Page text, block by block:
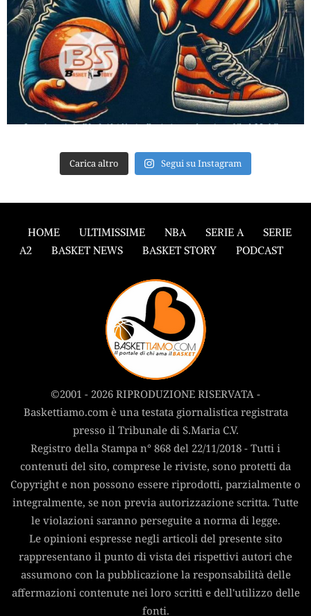
Carica altro Segui su Instagram
HOME ULTIMISSIME NBA SERIE A
SERIE
A2
BASKET NEWS BASKET STORY PODCAST
©2001 - 2026 RIPRODUZIONE RISERVATA -
Baskettiamo.com è una testata giornalistica registrata
presso il Tribunale di S.Maria C.V.
Registro della Stampa n° 868 del 22/11/2018 - Tutti i
contenuti del sito, comprese le riviste, sono protetti da
Copyright e non possono essere riprodotti, parzialmente o
integralmente, se non previa autorizzazione scritta. Tutte
le violazioni saranno perseguite a norma di legge.
Le opinioni espresse negli articoli del presente sito
rappresentano il punto di vista dei rispettivi autori che
assumono con la pubblicazione la responsabilità delle
affermazioni contenute nei loro scritti e dell'utilizzo delle
fonti.